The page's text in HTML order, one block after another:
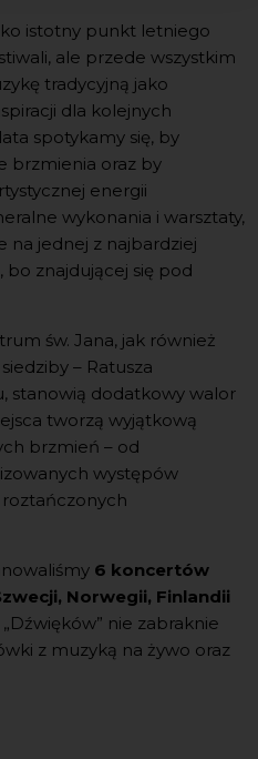
istotny punkt letniego
ale przede wszystkim
tradycyjną jako
dla kolejnych
spotykamy się, by
brzmienia oraz by
energii
wykonania i warsztaty,
na jednej z najbardziej
bo znajdującej się pod
św. Jana, jak również
– Ratusza
stanowią dodatkowy walor
tworzą wyjątkową
brzmień – od
występów
roztańczonych
6 koncertów
Norwegii, Finlandii
nie zabraknie
z muzyką na żywo oraz